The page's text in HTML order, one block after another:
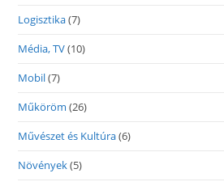
Logisztika(7)
Média, TV(10)
Mobil(7)
Műköröm (26)
Művészet és Kultúra(6)
Növények(5)